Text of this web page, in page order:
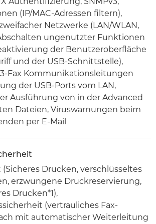
(IP/MAC-Adressen filtern),
Netzwerke (LAN/WLAN,
ungenutzter Funktionen
der Benutzeroberfläche
und der USB-Schnittstelle),
Fax Kommunikationsleitungen
der USB-Ports vom LAN,
Ausführung von in der Advanced
Dateien, Viruswarnungen beim
per E-Mail
Drucken, verschlüsseltes
erzwungene Druckreservierung,
Drucken*1),
(vertrauliches Fax-
mit automatischer Weiterleitung